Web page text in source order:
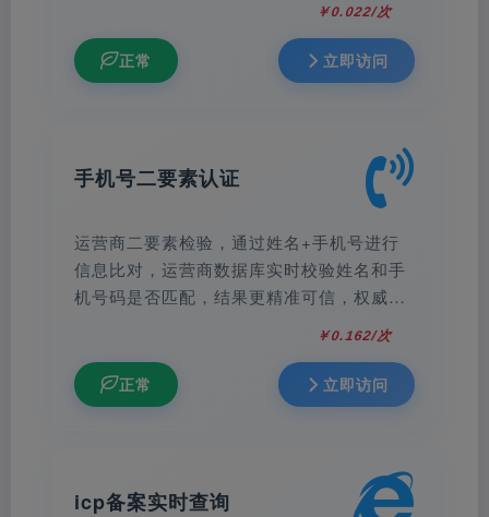
￥0.022/次
正常 立即访问
手机号二要素认证
运营商二要素检验，通过姓名+手机号进行
信息比对，运营商数据库实时校验姓名和手
机号码是否匹配，结果更精准可信，权威合
规，毫秒级响应，零缓存，校验验证可靠。
￥0.162/次
正常 立即访问
icp备案实时查询